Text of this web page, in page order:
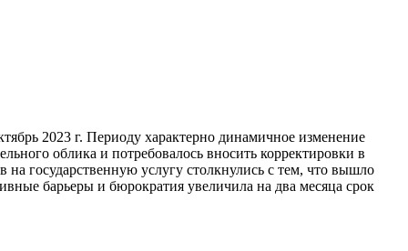
2023 г. Периоду характерно динамичное изменение
облика и потребовалось вносить корректировки в
государственную услугу столкнулись с тем, что вышло
барьеры и бюрократия увеличила на два месяца срок